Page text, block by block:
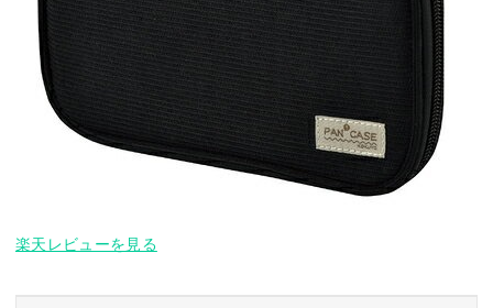
楽天レビューを見る